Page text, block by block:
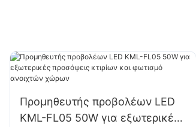
Προμηθευτής προβολέων LED
KML-FL05 50W για εξωτερικές